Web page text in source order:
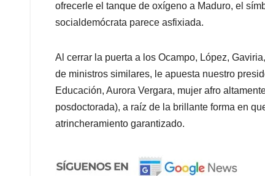
ofrecerle el tanque de oxígeno a Maduro, el
socialdemócrata parece asfixiada.
Al cerrar la puerta a los Ocampo, López,
de ministros similares, le apuesta nuestro
Educación, Aurora Vergara, mujer afro
posdoctorada), a raíz de la brillante forma en
atrincheramiento garantizado.